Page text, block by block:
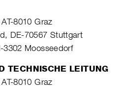
8010 Graz
DE-70567 Stuttgart
3302 Moosseedorf
TECHNISCHE LEITUNG
8010 Graz